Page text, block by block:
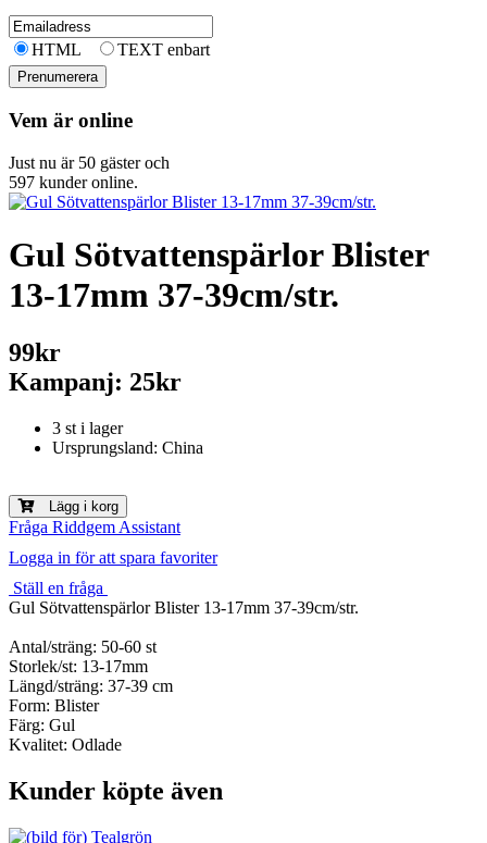
HTML TEXT enbart
Vem är online
Just nu är 50 gäster och
597 kunder online.
Gul Sötvattenspärlor Blister
13-17mm 37-39cm/str.
99kr
Kampanj: 25kr
3 st i lager
Ursprungsland: China
Lägg i korg
Fråga Riddgem Assistant
Logga in för att spara favoriter
Ställ en fråga
Gul Sötvattenspärlor Blister 13-17mm 37-39cm/str.
Antal/sträng: 50-60 st
Storlek/st: 13-17mm
Längd/sträng: 37-39 cm
Form: Blister
Färg: Gul
Kvalitet: Odlade
Kunder köpte även